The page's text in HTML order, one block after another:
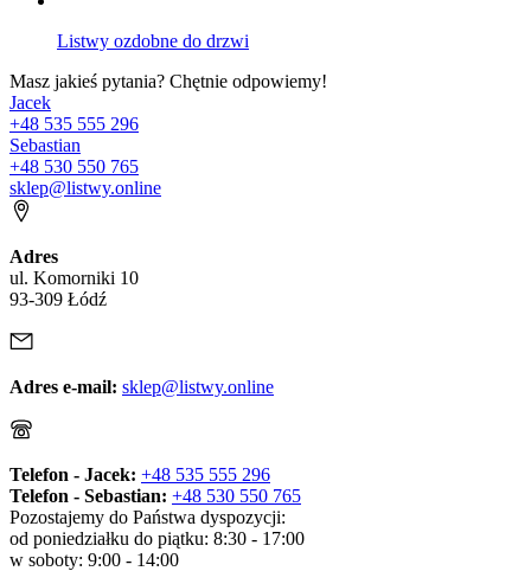
Listwy ozdobne do drzwi
Masz jakieś pytania? Chętnie odpowiemy!
Jacek
+48 535 555 296
Sebastian
+48 530 550 765
sklep@listwy.online
Adres
ul. Komorniki 10
93-309 Łódź
Adres e-mail: sklep@listwy.online
Telefon - Jacek: +48 535 555 296
Telefon - Sebastian: +48 530 550 765
Pozostajemy do Państwa dyspozycji:
od poniedziałku do piątku: 8:30 - 17:00
w soboty: 9:00 - 14:00